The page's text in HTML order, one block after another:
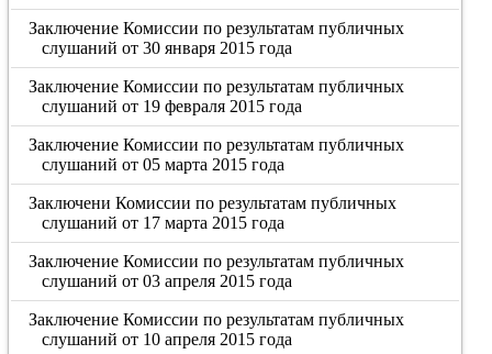
Заключение Комиссии по результатам публичных
слушаний от 30 января 2015 года
Заключение Комиссии по результатам публичных
слушаний от 19 февраля 2015 года
Заключение Комиссии по результатам публичных
слушаний от 05 марта 2015 года
Заключени Комиссии по результатам публичных
слушаний от 17 марта 2015 года
Заключение Комиссии по результатам публичных
слушаний от 03 апреля 2015 года
Заключение Комиссии по результатам публичных
слушаний от 10 апреля 2015 года